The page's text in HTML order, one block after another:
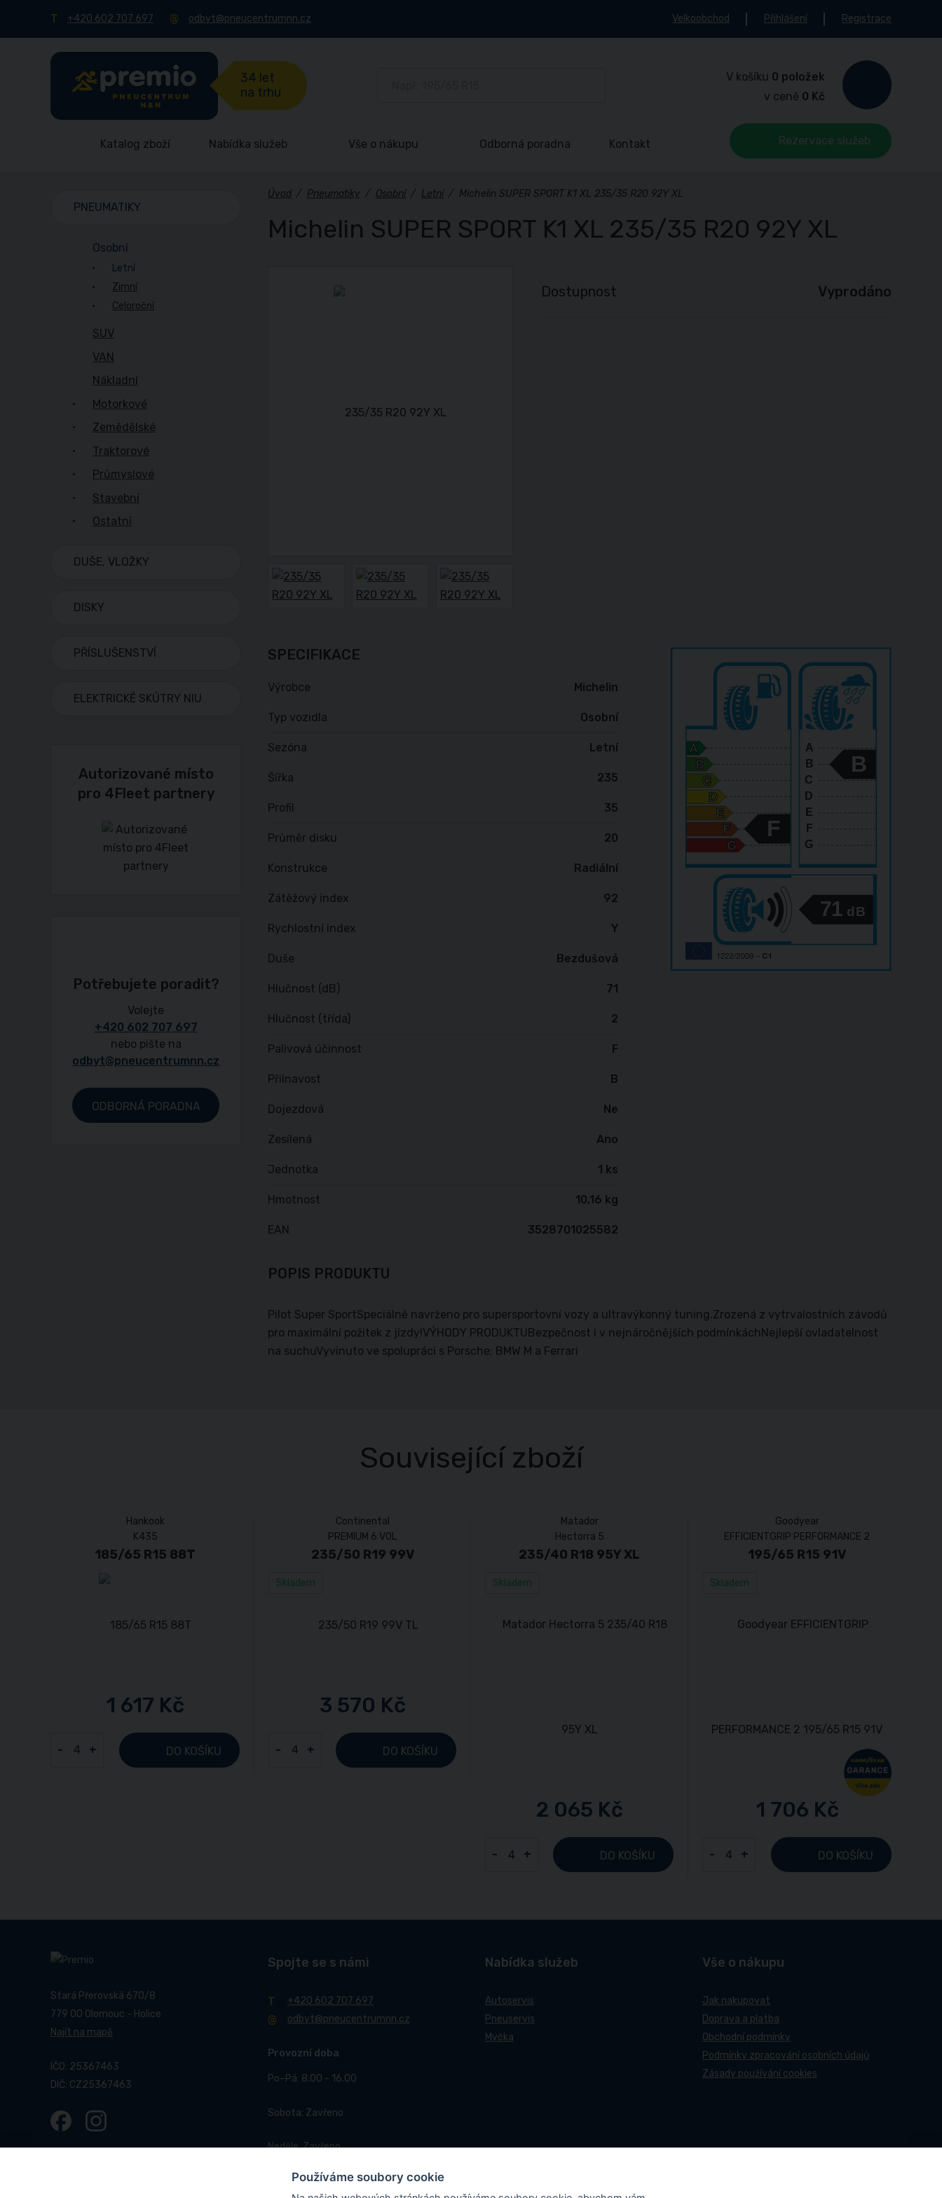
+420 602 707 697 odbyt@pneucentrumnn.cz Velkoobchod Přihlášení Registrace
34 let
na trhu
V košíku 0 položek
v ceně 0 Kč
Katalog zboží Nabídka služeb Vše o nákupu Odborná poradna Kontakt Rezervace služeb
Úvod / Pneumatiky / Osobní / Letní / Michelin SUPER SPORT K1 XL 235/35 R20 92Y XL
Michelin SUPER SPORT K1 XL 235/35 R20 92Y XL
Dostupnost Vyprodáno
SPECIFIKACE
Výrobce Michelin
Typ vozidla Osobní
Sezóna Letní
Šířka 235
Profil 35
Průměr disku 20
Konstrukce Radiální
Zátěžový index 92
Rychlostní index Y
Duše Bezdušová
Hlučnost (dB) 71
Hlučnost (třída) 2
Palivová účinnost F
Přilnavost B
Dojezdová Ne
Zesílená Ano
Jednotka 1 ks
Hmotnost 10,16 kg
EAN 3528701025582
A
B
C
D
E
F
G
71 dB
F
B
POPIS PRODUKTU
Pilot Super SportSpeciálně navrženo pro supersportovní vozy a ultravýkonný tuning.Zrozená z vytrvalostních závodů
pro maximální požitek z jízdy!VÝHODY PRODUKTUBezpečnost i v nejnáročnějších podmínkáchNejlepší ovladatelnost
na suchuVyvinuto ve spolupráci s Porsche; BMW M a Ferrari
PNEUMATIKY
Osobní
Letní
Zimní
Celoroční
SUV
VAN
Nákladní
Motorkové
Zemědělské
Traktorové
Průmyslové
Stavební
Ostatní
DUŠE, VLOŽKY
DISKY
PŘÍSLUŠENSTVÍ
ELEKTRICKÉ SKÚTRY NIU
Autorizované místo
pro 4Fleet partnery
Potřebujete poradit?
Volejte
+420 602 707 697
nebo pište na
odbyt@pneucentrumnn.cz
ODBORNÁ PORADNA
Související zboží
Hankook
K435
185/65 R15 88T
1 617 Kč
- + DO KOŠÍKU
Continental
PREMIUM 6 VOL
235/50 R19 99V
Skladem
3 570 Kč
- + DO KOŠÍKU
Matador
Hectorra 5
235/40 R18 95Y XL
Skladem
2 065 Kč
- + DO KOŠÍKU
Goodyear
EFFICIENTGRIP PERFORMANCE 2
195/65 R15 91V
Skladem
1 706 Kč
- + DO KOŠÍKU
Stará Přerovská 670/8
779 00 Olomouc - Holice
Najít na mapě
IČO: 25367463
DIČ: CZ25367463
Spojte se s námi
+420 602 707 697
odbyt@pneucentrumnn.cz
Provozní doba
Po–Pá: 8.00 - 16.00
Sobota: Zavřeno
Neděle: Zavřeno
Nabídka služeb
Autoservis
Pneuservis
Myčka
Vše o nákupu
Jak nakupovat
Doprava a platba
Obchodní podmínky
Podmínky zpracování osobních údajů
Zásady používání cookies
Používáme soubory cookie